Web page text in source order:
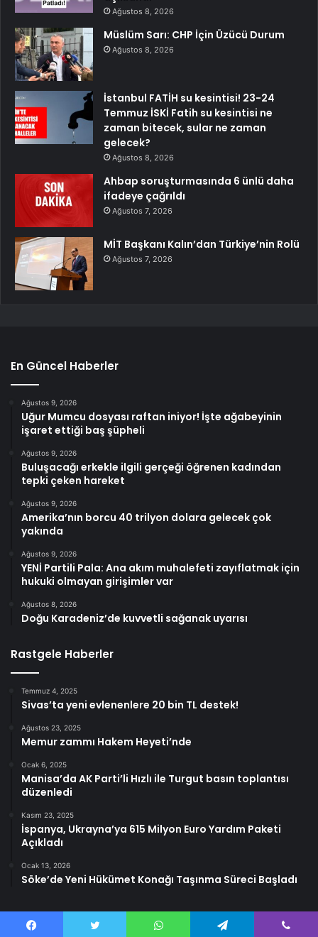
Ağustos 8, 2026
Müslüm Sarı: CHP İçin Üzücü Durum
Ağustos 8, 2026
İstanbul FATİH su kesintisi! 23-24
Temmuz İSKİ Fatih su kesintisi ne
zaman bitecek, sular ne zaman
gelecek?
Ağustos 8, 2026
Ahbap soruşturmasında 6 ünlü daha
ifadeye çağrıldı
Ağustos 7, 2026
MİT Başkanı Kalın’dan Türkiye’nin Rolü
Ağustos 7, 2026
En Güncel Haberler
Ağustos 9, 2026
Uğur Mumcu dosyası raftan iniyor! İşte ağabeyinin
işaret ettiği baş şüpheli
Ağustos 9, 2026
Buluşacağı erkekle ilgili gerçeği öğrenen kadından
tepki çeken hareket
Ağustos 9, 2026
Amerika’nın borcu 40 trilyon dolara gelecek çok
yakında
Ağustos 9, 2026
YENİ Partili Pala: Ana akım muhalefeti zayıflatmak için
hukuki olmayan girişimler var
Ağustos 8, 2026
Doğu Karadeniz’de kuvvetli sağanak uyarısı
Rastgele Haberler
Temmuz 4, 2025
Sivas’ta yeni evlenenlere 20 bin TL destek!
Ağustos 23, 2025
Memur zammı Hakem Heyeti’nde
Ocak 6, 2025
Manisa’da AK Parti’li Hızlı ile Turgut basın toplantısı
düzenledi
Kasım 23, 2025
İspanya, Ukrayna’ya 615 Milyon Euro Yardım Paketi
Açıkladı
Ocak 13, 2026
Söke’de Yeni Hükümet Konağı Taşınma Süreci Başladı